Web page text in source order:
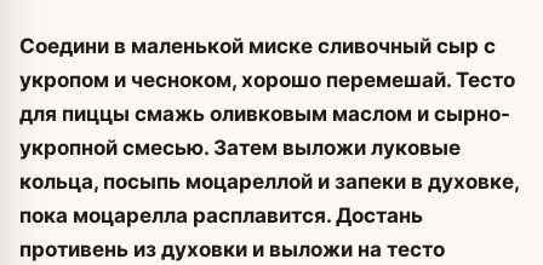
Соедини в маленькой миске сливочный сыр с
укропом и чесноком, хорошо перемешай. Тесто
для пиццы смажь оливковым маслом и сырно-
укропной смесью. Затем выложи луковые
кольца, посыпь моцареллой и запеки в духовке,
пока моцарелла расплавится. Достань
противень из духовки и выложи на тесто